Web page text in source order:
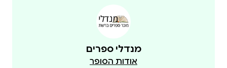
מנדלי ספרים
אודות הסופר